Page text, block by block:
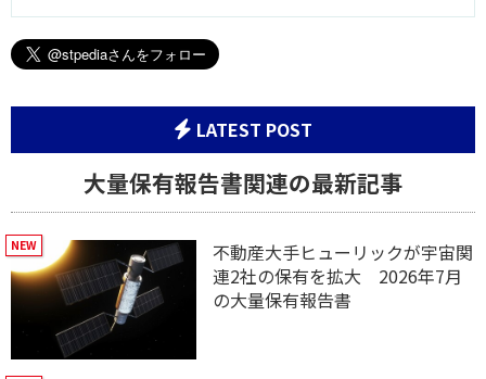
LATEST POST
大量保有報告書関連の最新記事
不動産大手ヒューリックが宇宙関
連2社の保有を拡大 2026年7月
の大量保有報告書